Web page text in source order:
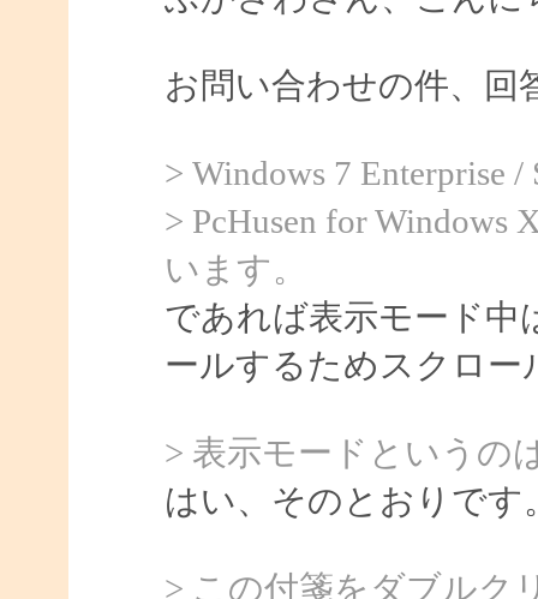
お問い合わせの件、回
> Windows 7 Enterprise
> PcHusen for Windows
います。
であれば表示モード中
ールするためスクロー
> 表示モードというの
はい、そのとおりです
> この付箋をダブルク